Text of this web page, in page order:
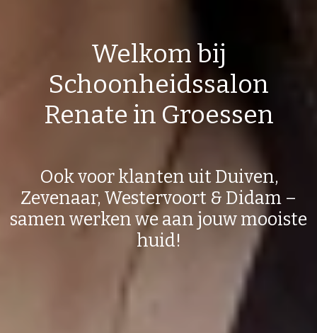
Welkom bij
Schoonheidssalon
Renate in Groessen
Ook voor klanten uit Duiven,
Zevenaar, Westervoort & Didam –
samen werken we aan jouw mooiste
huid!